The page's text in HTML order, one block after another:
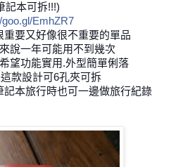
記本可拆!!!)
goo.gl/EmhZR7
重要又好像很不重要的單品
說一年可能用不到幾次
望功能實用.外型簡單俐落
款設計可6孔夾可拆
本旅行時也可一邊做旅行紀錄